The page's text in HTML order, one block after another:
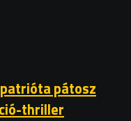
pátosz
thriller